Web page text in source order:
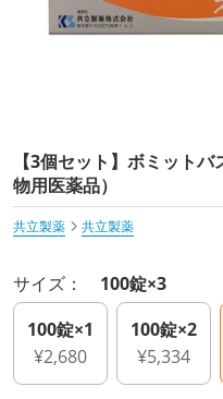
【3個セット】ボミット
物用医薬品）
共立製薬
共立製薬
サイズ： 100錠×3
100錠×1
¥2,680
100錠×2
¥5,334